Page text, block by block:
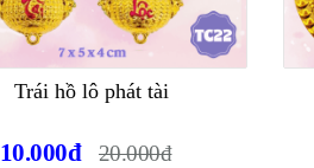
Trái hồ lô phát tài
10.000đ 20.000đ